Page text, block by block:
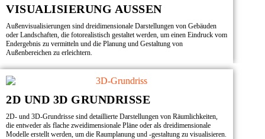
VISUALISIERUNG AUSSEN
Außenvisualisierungen sind dreidimensionale Darstellungen von Gebäuden
oder Landschaften, die fotorealistisch gestaltet werden, um einen Eindruck vom
Endergebnis zu vermitteln und die Planung und Gestaltung von
Außenbereichen zu erleichtern.
2D UND 3D GRUNDRISSE
2D- und 3D-Grundrisse sind detaillierte Darstellungen von Räumlichkeiten,
die entweder als flache zweidimensionale Pläne oder als dreidimensionale
Modelle erstellt werden, um die Raumplanung und -gestaltung zu visualisieren.